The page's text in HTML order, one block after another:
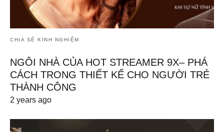
CHIA SẺ KINH NGHIỆM
NGÔI NHÀ CỦA HOT STREAMER 9X– PHÁ
CÁCH TRONG THIẾT KẾ CHO NGƯỜI TRẺ
THÀNH CÔNG
2 years ago